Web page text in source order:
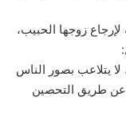
زوجها الحبيب،
يتلاعب بصور الناس
عن طريق التحصين